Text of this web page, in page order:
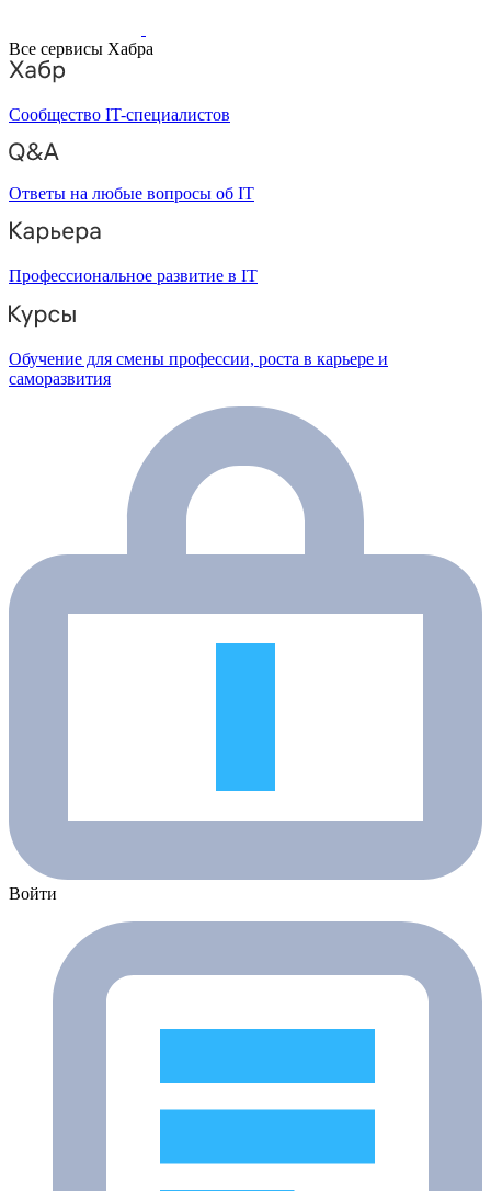
Все сервисы Хабра
Сообщество IT-специалистов
Ответы на любые вопросы об IT
Профессиональное развитие в IT
Обучение для смены профессии, роста в карьере и
саморазвития
Войти